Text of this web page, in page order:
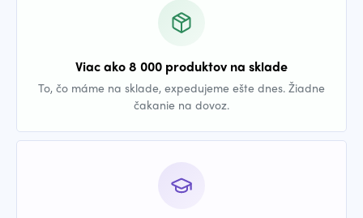
Viac ako 8 000 produktov na sklade
To, čo máme na sklade, expedujeme ešte dnes. Žiadne
čakanie na dovoz.